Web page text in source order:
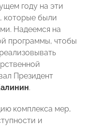
году на эти
которые были
Надеемся на
программы, чтобы
Президент
.
комплекса мер,
и